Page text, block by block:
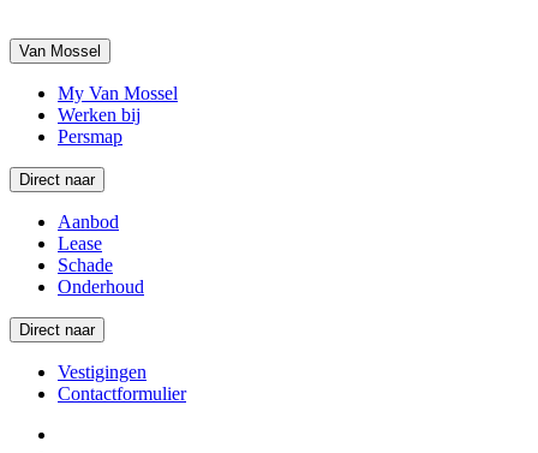
Van Mossel
My Van Mossel
Werken bij
Persmap
Direct naar
Aanbod
Lease
Schade
Onderhoud
Direct naar
Vestigingen
Contactformulier